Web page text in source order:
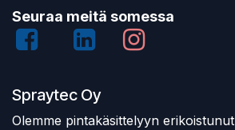
Seuraa meitä somessa
Spraytec Oy
Olemme pintakäsittelyyn erikoistunut